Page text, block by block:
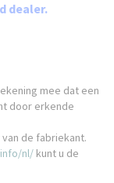
dealer.
mee dat een
door erkende
de fabriekant.
nl/ kunt u de